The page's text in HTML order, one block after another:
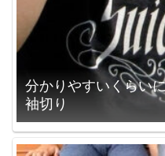
分かりやすいくらい
袖切り